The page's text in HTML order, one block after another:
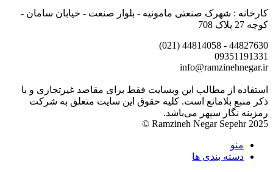
کارخانه : شهرک صنعتی مامونیه - بلوار صنعت - خیابان سامان -
کوچه 27 پلاک 708
44827630 - 44814058 (021)
09351191331
info@ramzinehnegar.ir
استفاده از مطالب این وبسایت فقط برای مقاصد غیرتجاری و با
ذکر منبع بلامانع است. کلیه حقوق این سایت متعلق به شرکت
رمزینه نگار سپهر می‌باشد.
Ramzineh Negar Sepehr 2025 ©
منو
دسته بندی ها